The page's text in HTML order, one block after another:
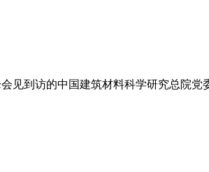
见到访的中国建筑材料科学研究总院